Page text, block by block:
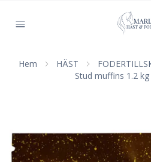
Hem HÄST
Stud muffins 1.2